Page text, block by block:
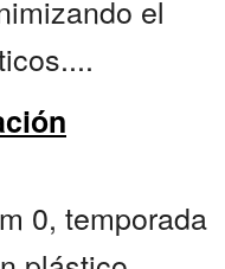
el
0, temporada